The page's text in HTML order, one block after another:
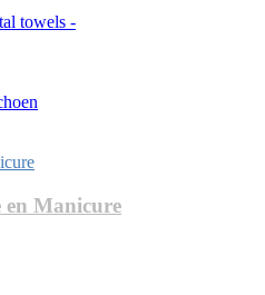
towels -
en Manicure